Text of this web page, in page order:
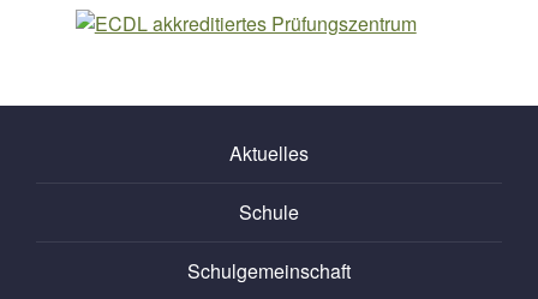
Aktuelles
Schule
Schulgemeinschaft